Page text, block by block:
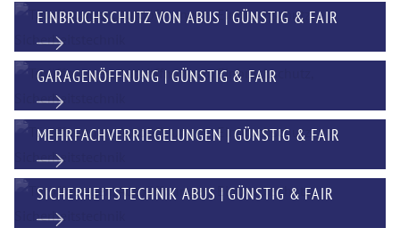
EINBRUCHSCHUTZ VON ABUS | GÜNSTIG & FAIR
GARAGENÖFFNUNG | GÜNSTIG & FAIR
MEHRFACHVERRIEGELUNGEN | GÜNSTIG & FAIR
SICHERHEITSTECHNIK ABUS | GÜNSTIG & FAIR